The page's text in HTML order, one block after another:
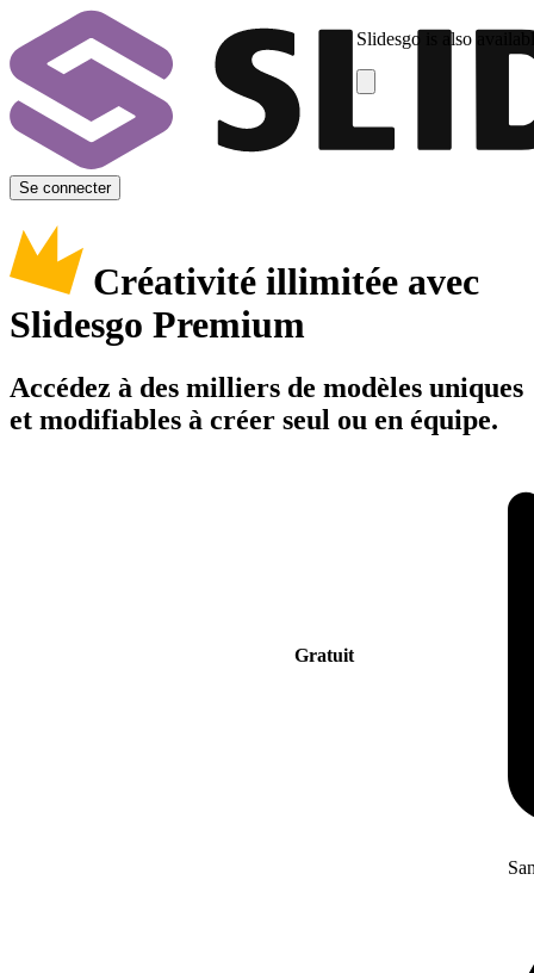
Slidesgo is also
Se connecter
Créativité illimitée avec
Slidesgo Premium
Accédez à des milliers de modèles uniques
et modifiables à créer seul ou en équipe.
Gratuit